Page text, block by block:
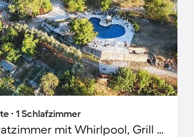
∙ 1 Schlafzimmer
Charmantes Privatzimmer mit Whirlpool, Grill und Pool | Haustierfreundlich